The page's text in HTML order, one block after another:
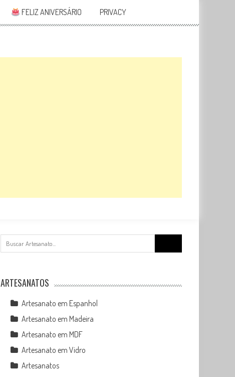
FELIZ ANIVERSÁRIO PRIVACY
for:
ARTESANATOS
Artesanato em Espanhol
Artesanato em Madeira
Artesanato em MDF
Artesanato em Vidro
Artesanatos